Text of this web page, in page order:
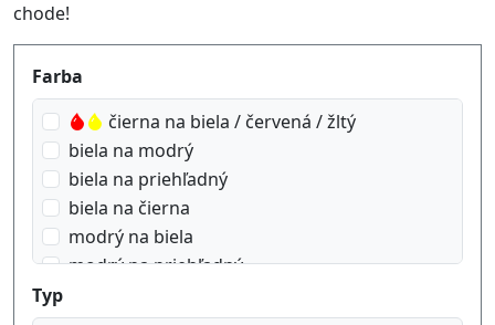
chode!
Produktfilter
Farba
čierna na biela / červená / žltý
biela na modrý
biela na priehľadný
biela na čierna
modrý na biela
modrý na priehľadný
Typ